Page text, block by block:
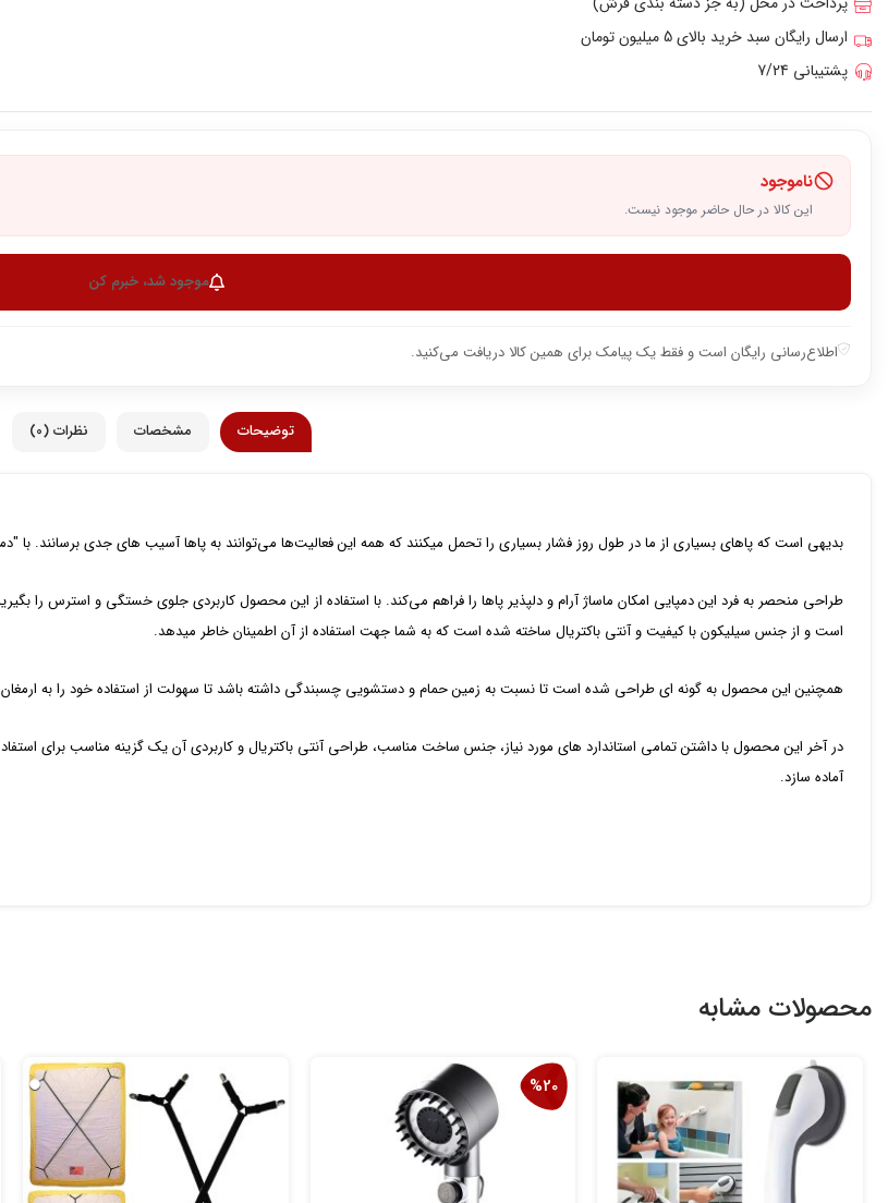
ارسال رایگان سبد خرید بالای 5 میلیون تومان
پشتیبانی 7/24
ناموجود
این کالا در حال حاضر موجود نیست.
موجود شد، خبرم کن
اطلاع‌رسانی رایگان است و فقط یک پیامک برای همین کالا دریافت می‌کنید.
توضیحات مشخصات نظرات (0)
بدیهی است که پاهای بسیاری از ما در طول روز فشار بسیاری را تحمل میکنند که همه این فعالیت‌ها می‌توانند به پاها آسیب های جدی برسانند. با
طراحی منحصر به فرد این دمپایی امکان ماساژ آرام و دلپذیر پاها را فراهم می‌کند. با استفاده از این محصول کاربردی جلوی خستگی و استرس را
است و از جنس سیلیکون با کیفیت و آنتی باکتریال ساخته شده است که به شما جهت استفاده از آن اطمینان خاطر میدهد.
همچنین این محصول به گونه ای طراحی شده است تا نسبت به زمین حمام و دستشویی چسبندگی داشته باشد تا سهولت از استفاده خود را به ارمغان
در آخر این محصول با داشتن تمامی استاندارد های مورد نیاز، جنس ساخت مناسب، طراحی آنتی باکتریال و کاربردی آن یک گزینه مناسب برای
آماده سازد.
محصولات مشابه
%20